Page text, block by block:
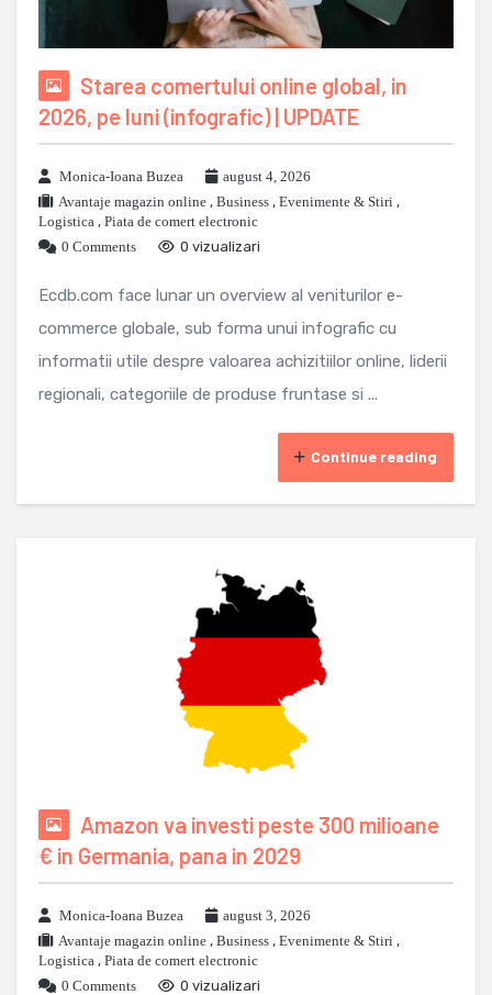
Starea comertului online global, in
2026, pe luni (infografic) | UPDATE
Monica-Ioana Buzea
august 4, 2026
Avantaje magazin online , Business , Evenimente & Stiri ,
Logistica , Piata de comert electronic
0 Comments
0 vizualizari
Ecdb.com face lunar un overview al veniturilor e-
commerce globale, sub forma unui infografic cu
informatii utile despre valoarea achizitiilor online, liderii
regionali, categoriile de produse fruntase si ...
Continue reading
Amazon va investi peste 300 milioane
€ in Germania, pana in 2029
Monica-Ioana Buzea
august 3, 2026
Avantaje magazin online , Business , Evenimente & Stiri ,
Logistica , Piata de comert electronic
0 Comments
0 vizualizari